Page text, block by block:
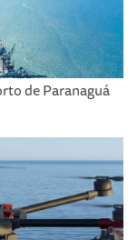
de Paranaguá